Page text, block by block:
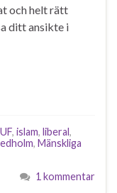
och helt rätt
ditt ansikte i
, islam, liberal,
, Mänskliga
1 kommentar